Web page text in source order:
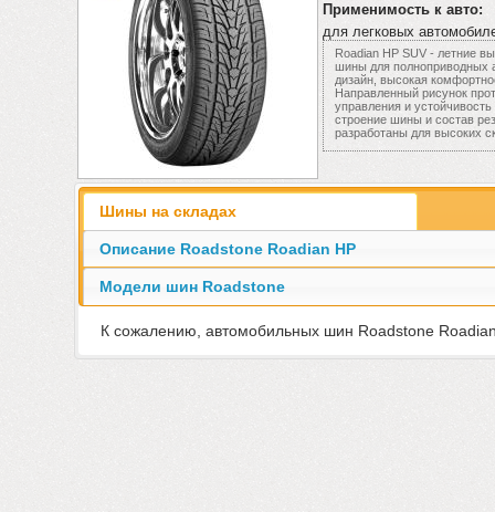
Применимость к авто:
для легковых
Roadian HP SUV - летние
шины для полноприводных
дизайн, высокая
Направленный рисунок
управления и
строение шины и состав
разработаны для высоких
Шины на складах
Описание Roadstone Roadian HP
Модели шин Roadstone
К сожалению, автомобильных шин Roadstone